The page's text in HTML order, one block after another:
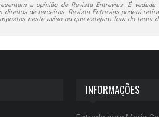
a opinião de Revista Entrevias. É vedada
de terceiros. Revista Entrevias poderá
neste aviso ou que estejam fora do tema
INFORMAÇÕES